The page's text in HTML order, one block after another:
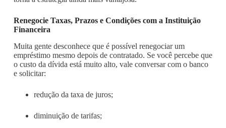
Renegocie Taxas, Prazos e Condições com a Instituição
Financeira
Muita gente desconhece que é possível renegociar um
empréstimo mesmo depois de contratado. Se você percebe que
o custo da dívida está muito alto, vale conversar com o banco
e solicitar:
redução da taxa de juros;
diminuição de tarifas;